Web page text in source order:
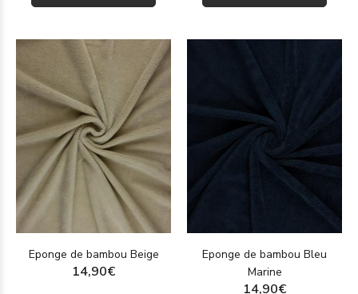
Eponge de bambou Beige
14,90€
Eponge de bambou Bleu
Marine
14,90€